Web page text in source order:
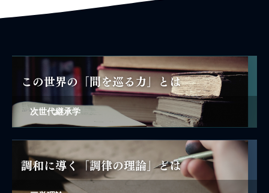
次世代継承学